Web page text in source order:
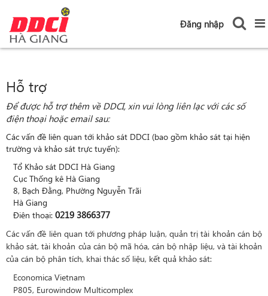
Đăng nhập
Hỗ trợ
Để được hỗ trợ thêm về DDCI, xin vui lòng liên lạc với các số
điện thoại hoặc email sau:
Các vấn đề liên quan tới khảo sát DDCI (bao gồm khảo sát tại hiện
trường và khảo sát trực tuyến):
Tổ Khảo sát DDCI Hà Giang
Cục Thống kê Hà Giang
8, Bạch Đằng, Phường Nguyễn Trãi
Hà Giang
Điên thoại: 0219 3866377
Các vấn đề liên quan tới phương pháp luận, quản trị tài khoản cán bộ
khảo sát, tài khoản của cán bộ mã hóa, cán bộ nhập liệu, và tài khoản
của cán bộ phân tích, khai thác số liệu, kết quả khảo sát:
Economica Vietnam
P805, Eurowindow Multicomplex